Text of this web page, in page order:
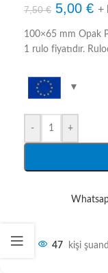
7,50€ 5,00 € +
100×65 mm Opak
1 rulo fiyatıdır.
- +
47 kişi